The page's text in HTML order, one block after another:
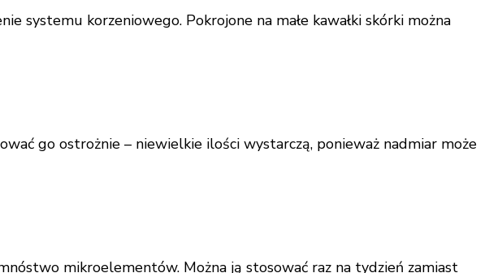
systemu korzeniowego. Pokrojone na małe kawałki skórki można
go ostrożnie – niewielkie ilości wystarczą, ponieważ nadmiar może
mikroelementów. Można ją stosować raz na tydzień zamiast